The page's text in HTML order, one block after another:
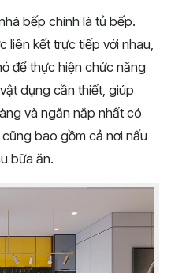
bếp chính là tủ bếp.
liên kết trực tiếp với nhau,
để thực hiện chức năng
dụng cần thiết, giúp
và ngăn nắp nhất có
bao gồm cả nơi nấu
bữa ăn.